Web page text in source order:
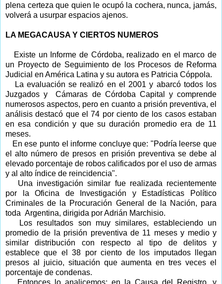
plena certeza que quien le ocupó la cochera, nunca, jamás,
volverá a usurpar espacios ajenos.
LA MEGACAUSA Y CIERTOS NUMEROS
Existe un Informe de Córdoba, realizado en el marco de
un Proyecto de Seguimiento de los Procesos de Reforma
Judicial en América Latina y su autora es Patricia Cóppola.
La evaluación se realizó en el 2001 y abarcó todos los
Juzgados y Cámaras de Córdoba Capital y comprende
numerosos aspectos, pero en cuanto a prisión preventiva, el
análisis destacó que el 74 por ciento de los casos estaban
en esa condición y que su duración promedio era de 11
meses.
En ese punto el informe concluye que: "Podría leerse que
el alto número de presos en prisión preventiva se debe al
elevado porcentaje de robos calificados por el uso de armas
y al alto índice de reincidencia".
Una investigación similar fue realizada recientemente
por la Oficina de Investigación y Estadísticas Político
Criminales de la Procuración General de la Nación, para
toda Argentina, dirigida por Adrián Marchisio.
Los resultados son muy similares, estableciendo un
promedio de la prisión preventiva de 11 meses y medio y
similar distribución con respecto al tipo de delitos y
establece que el 38 por ciento de los imputados llegan
presos al juicio, situación que aumenta en tres veces el
porcentaje de condenas.
Entonces lo analicemos: en la Causa del Registro, y